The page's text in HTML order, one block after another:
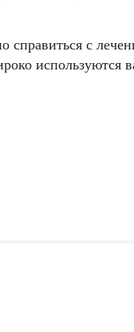
с
используются